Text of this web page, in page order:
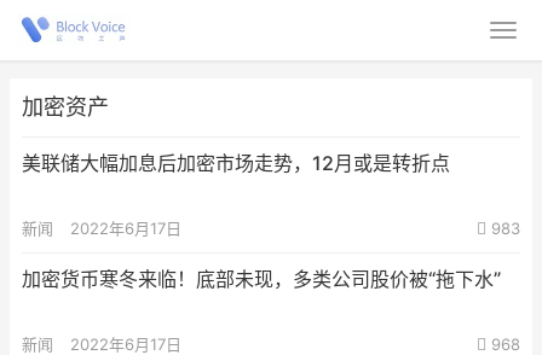
加密资产
美联储大幅加息后加密市场走势，12月或是转折点
新闻 2022年6月17日 983
加密货币寒冬来临！底部未现，多类公司股价被“拖下水”
新闻 2022年6月17日 968